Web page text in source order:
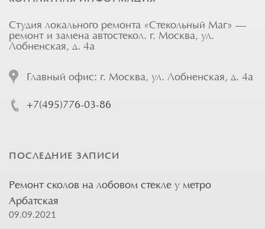
Студия локального ремонта «Стекольный Маг» —
ремонт и замена автостекол. г. Москва, ул.
Лобненская, д. 4а
Главный офис: г. Москва, ул. Лобненская, д. 4а
+7(495)776-03-86
ПОСЛЕДНИЕ ЗАПИСИ
Ремонт сколов на лобовом стекле у метро
Арбатская
09.09.2021